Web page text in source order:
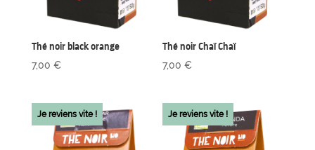
Thé noir black orange
7,00 €
Thé noir Chaï Chaï
7,00€
Je reviens vite ! Je reviens vite !